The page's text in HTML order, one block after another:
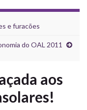
e furacões
do OAL 2011
aos